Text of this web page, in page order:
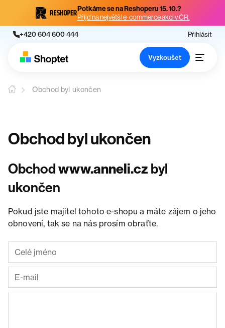
Potkáme se na Reshoperu 15. 10.?
Přijď na největší e-commerce akci v ČR.
+420 604 600 444 Přihlásit
Vyzkoušet
Obchod byl ukončen
Obchod byl ukončen
Obchodwww.anneli.cz byl
ukončen
Pokud jste majitel tohoto e-shopu a máte zájem o jeho
obnovení, tak se na nás prosím obraťte.